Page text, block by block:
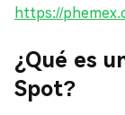
https://
¿Qué es
Spot?